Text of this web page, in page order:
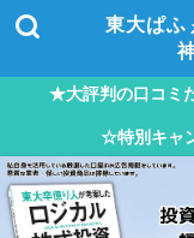
東大ぱふ
★大評判の口コミ
☆特別キャ